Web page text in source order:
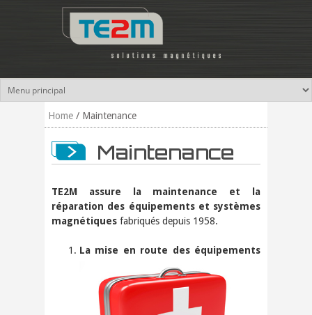
Skip to main content
Home / Maintenance
Maintenance
TE2M assure la maintenance et la
réparation des équipements et systèmes
magnétiques fabriqués depuis 1958.
La mise en route des équipements